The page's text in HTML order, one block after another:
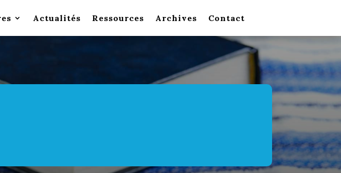
Actualités Ressources Archives Contact